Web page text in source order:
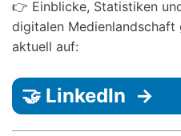
👉 Einblicke, Statistiken
digitalen
aktuell auf:
🤝 LinkedIn →